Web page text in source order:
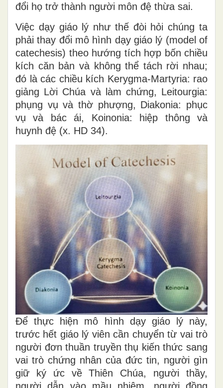
đổi họ trở thành người môn đệ thừa sai.
Việc dạy giáo lý như thế đòi hỏi chúng ta
phải thay đổi mô hình dạy giáo lý (model of
catechesis) theo hướng tích hợp bốn chiều
kích căn bản và không thể tách rời nhau;
đó là các chiều kích Kerygma-Martyria: rao
giảng Lời Chúa và làm chứng, Leitourgia:
phụng vụ và thờ phượng, Diakonia: phục
vụ và bác ái, Koinonia: hiệp thông và
huynh đệ (x. HD 34).
Để thực hiện mô hình dạy giáo lý này,
trước hết giáo lý viên cần chuyển từ vai trò
người đơn thuần truyền thụ kiến thức sang
vai trò chứng nhân của đức tin, người gìn
giữ ký ức về Thiên Chúa, người thầy,